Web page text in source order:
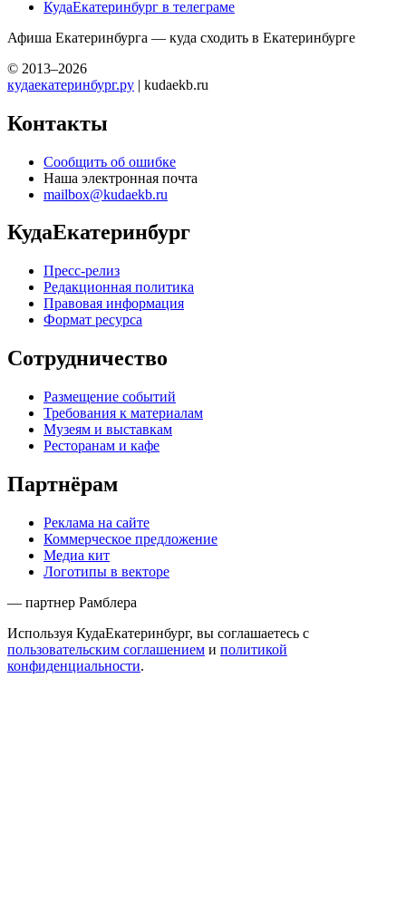
КудаЕкатеринбург в телеграме
Афиша Екатеринбурга — куда сходить в Екатеринбурге
© 2013–2026
кудаекатеринбург.ру | kudaekb.ru
Контакты
Сообщить об ошибке
Наша электронная почта
mailbox@kudaekb.ru
КудаЕкатеринбург
Пресс-релиз
Редакционная политика
Правовая информация
Формат ресурса
Сотрудничество
Размещение событий
Требования к материалам
Музеям и выставкам
Ресторанам и кафе
Партнёрам
Реклама на сайте
Коммерческое предложение
Медиа кит
Логотипы в векторе
— партнер Рамблера
Используя КудаЕкатеринбург, вы соглашаетесь с
пользовательским соглашением и политикой
конфиденциальности.